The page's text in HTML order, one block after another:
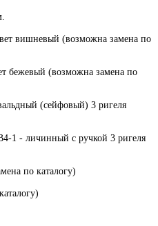
вишневый (возможна замена по
бежевый (возможна замена по
(сейфовый) 3 ригеля
с ручкой 3 ригеля
по каталогу)